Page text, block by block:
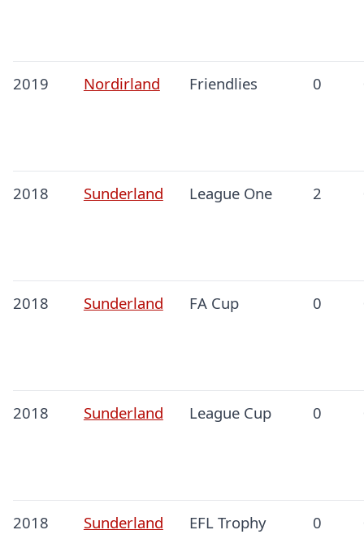
2019 Nordirland Friendlies 0
2018 Sunderland League One 2
2018 Sunderland FA Cup 0
2018 Sunderland League Cup 0
2018 Sunderland EFL Trophy 0